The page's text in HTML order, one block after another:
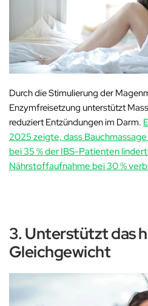
Durch die Stimulierung der
Enzymfreisetzung unterstützt
reduziert Entzündungen im Darm.
2025 zeigte, dass
bei 35 % der IBS-Patienten
Nährstoffaufnahme bei 30 %
3. Unterstützt das
Gleichgewicht